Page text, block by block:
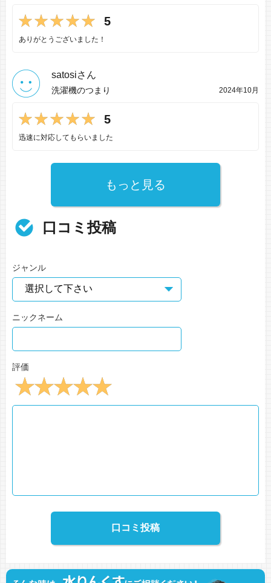
5
ありがとうございました！
satosiさん
洗濯機のつまり 2024年10月
5
迅速に対応してもらいました
もっと見る
口コミ投稿
ジャンル
ニックネーム
評価